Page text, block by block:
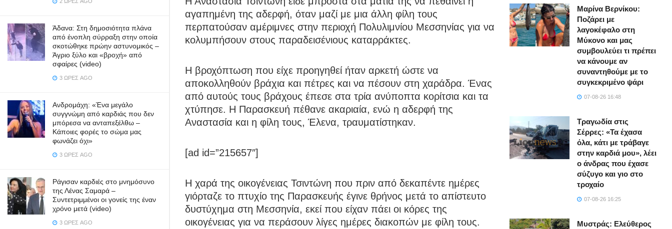
Άδανα: Στη δημοσιότητα πλάνα
από ένοπλη σύρραξη στην οποία
σκοτώθηκε πρώην αστυνομικός –
Άγριο ξύλο και «βροχή» από
σφαίρες (video)
3 ΏΡΕΣ AGO
Ανδρομάχη: «Ένα μεγάλο
συγγνώμη από καρδιάς που δεν
μπόρεσα να ανταπεξέλθω –
Κάποιες φορές το σώμα μας
φωνάζει όχι»
3 ΏΡΕΣ AGO
Ράγισαν καρδιές στο μνημόσυνο
της Λένας Σαμαρά –
Συντετριμμένοι οι γονείς της έναν
χρόνο μετά (video)
3 ΏΡΕΣ AGO
αγαπημένη της αδερφή, όταν μαζί με μια άλλη φίλη τους
περπατούσαν αμέριμνες στην περιοχή Πολυλιμνίου Μεσσηνίας για να
κολυμπήσουν στους παραδεισένιους καταρράκτες.
Η βροχόπτωση που είχε προηγηθεί ήταν αρκετή ώστε να
αποκολληθούν βράχια και πέτρες και να πέσουν στη χαράδρα. Ένας
από αυτούς τους βράχους έπεσε στα τρία ανύποπτα κορίτσια και τα
χτύπησε. Η Παρασκευή πέθανε ακαριαία, ενώ η αδερφή της
Αναστασία και η φίλη τους, Έλενα, τραυματίστηκαν.
[ad id=”215657″]
Η χαρά της οικογένειας Τσιντώνη που πριν από δεκαπέντε ημέρες
γιόρταζε το πτυχίο της Παρασκευής έγινε θρήνος μετά το απίστευτο
δυστύχημα στη Μεσσηνία, εκεί που είχαν πάει οι κόρες της
οικογένειας για να περάσουν λίγες ημέρες διακοπών με φίλη τους.
Μαρίνα Βερνίκου:
Ποζάρει με
λαγοκέφαλο στη
Μύκονο και μας
συμβουλεύει τι πρέπει
να κάνουμε αν
συναντηθούμε με το
συγκεκριμένο ψάρι
07-08-26 16:48
Τραγωδία στις
Σέρρες: «Τα έχασα
όλα, κάτι με τράβαγε
στην καρδιά μου», λέει
ο άνδρας που έχασε
σύζυγο και γιο στο
τροχαίο
07-08-26 16:25
Μυστράς: Ελεύθερος